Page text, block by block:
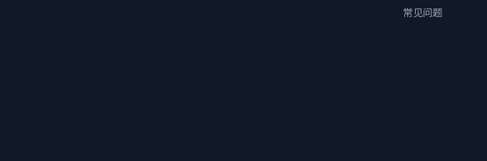
常见问题